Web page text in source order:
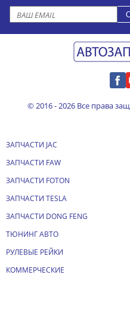
© 2016 - 2026 Все права
ЗАПЧАСТИ JAC
ЗАПЧАСТИ FAW
ЗАПЧАСТИ FOTON
ЗАПЧАСТИ TESLA
ЗАПЧАСТИ DONG FENG
ТЮНИНГ АВТО
РУЛЕВЫЕ РЕЙКИ
КОММЕРЧЕСКИЕ